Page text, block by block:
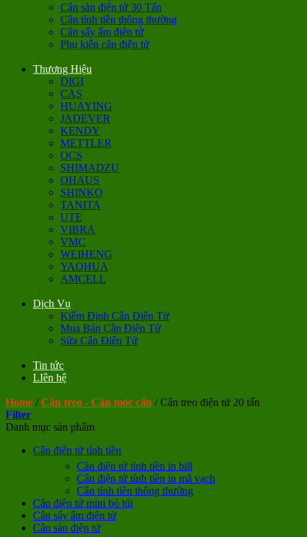
Cân sàn điện tử 30 Tấn
Cân tính tiền thông thường
Cân sấy ẩm điện tử
Phụ kiện cân điện tử
Thương Hiệu
DIGI
CAS
HUAYING
JADEVER
KENDY
METTLER
OCS
SHIMADZU
OHAUS
SHINKO
TANITA
UTE
VIBRA
VMC
WEIHENG
YAOHUA
AMCELL
Dịch Vụ
Kiểm Định Cân Điện Tử
Mua Bán Cân Điện Tử
Sửa Cân Điện Tử
Tin tức
LIên hệ
Home / Cân treo - Cân móc cẩu /Cân treo điện tử 20 tấn
Filter
Danh mục sản phẩm
Cân điện tử tính tiền
Cân điện tử tính tiền in bill
Cân điện tử tính tiền in mã vạch
Cân tính tiền thông thường
Cân điện tử mini bỏ túi
Cân sấy ẩm điện tử
Cân sàn điện tử